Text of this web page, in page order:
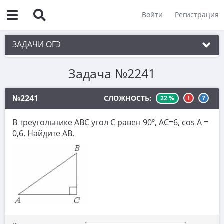
Войти Регистрация
ЗАДАЧИ ОГЭ
1. Практическая задача 1-5
2. См. раздел 1
3. См. раздел 1
4. См. раздел 1
6. Вычисления с дробями
7. Координатная прямая. Числовые
неравенства
Задача №2241
№2241 СЛОЖНОСТЬ: 22 % ! ?
В треугольнике ABC угол C равен 90º, AC=6, cos A =
0,6. Найдите AB.